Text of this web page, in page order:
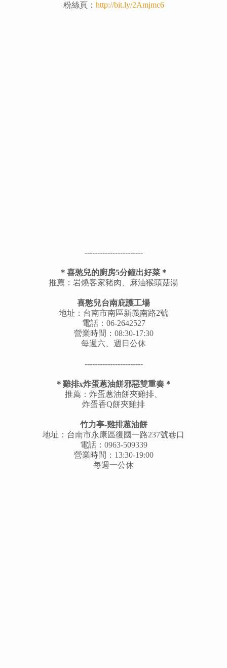
粉絲頁： http://bit.ly/2Amjmc6
-----------------------
＊喜憨兒的廚房5分鐘出好菜＊
推薦：岩燒客家豬肉、麻油猴頭菇湯
喜憨兒台南庇護工場
地址：台南市南區新義南路2號
電話：06-2642527
營業時間：08:30-17:30
每週六、週日公休
-----------------------
＊雞排x炸蛋蔥油餅邪惡雙重奏＊
推薦：炸蛋蔥油餅夾雞排、
炸蛋香Q餅夾雞排
竹力亭-雞排蔥油餅
地址：台南市永康區復國一路237號巷口
電話：0963-509339
營業時間：13:30-19:00
每週一公休